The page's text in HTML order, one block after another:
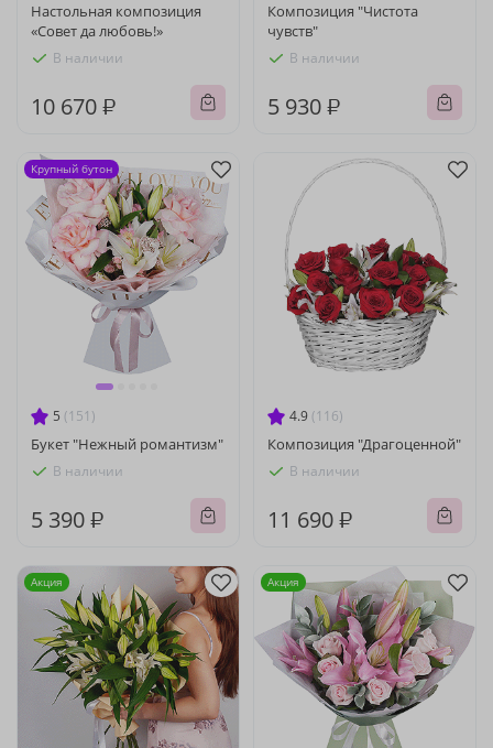
Настольная композиция
«Совет да любовь!»
В наличии
10 670 ₽
Композиция "Чистота
чувств"
В наличии
5 930 ₽
5 (151)
Букет "Нежный романтизм"
В наличии
5 390 ₽
Крупный бутон
4.9 (116)
Композиция "Драгоценной"
В наличии
11 690 ₽
Акция Акция